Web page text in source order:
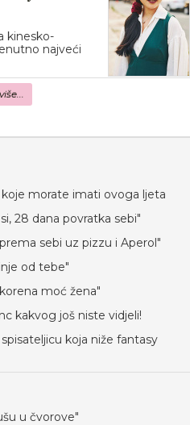
kinesko-
najveći
više...
morate imati ovoga ljeta
28 dana povratka sebi"
sebi uz pizzu i Aperol"
od tebe"
moć žena"
kakvog još niste vidjeli!
koja niže fantasy
u čvorove"